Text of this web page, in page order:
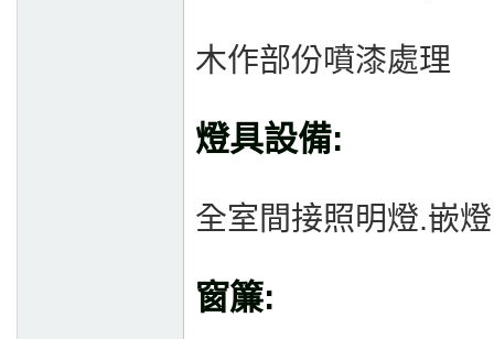
木作部份噴漆處理
燈具設備:
全室間接照明燈.嵌
窗簾: